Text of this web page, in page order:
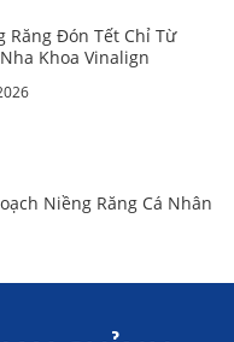
Răng Đón Tết Chỉ Từ
Khoa Vinalign
Niềng Răng Cá Nhân